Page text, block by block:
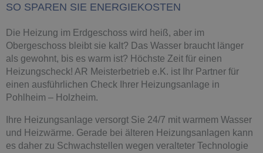
SO SPAREN SIE ENERGIEKOSTEN
Die Heizung im Erdgeschoss wird heiß, aber im
Obergeschoss bleibt sie kalt? Das Wasser braucht länger
als gewohnt, bis es warm ist? Höchste Zeit für einen
Heizungscheck! AR Meisterbetrieb e.K. ist Ihr Partner für
einen ausführlichen Check Ihrer Heizungsanlage in
Pohlheim – Holzheim.
Ihre Heizungsanlage versorgt Sie 24/7 mit warmem Wasser
und Heizwärme. Gerade bei älteren Heizungsanlagen kann
es daher zu Schwachstellen wegen veralteter Technologie